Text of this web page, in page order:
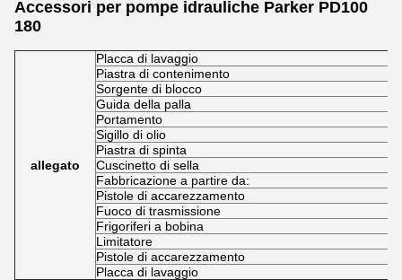
Accessori per pompe idrauliche Parker PD100
180
allegato
Placca di lavaggio
Piastra di contenimento
Sorgente di blocco
Guida della palla
Portamento
Sigillo di olio
Piastra di spinta
Cuscinetto di sella
Fabbricazione a partire da:
Pistole di accarezzamento
Fuoco di trasmissione
Frigoriferi a bobina
Limitatore
Pistole di accarezzamento
Placca di lavaggio